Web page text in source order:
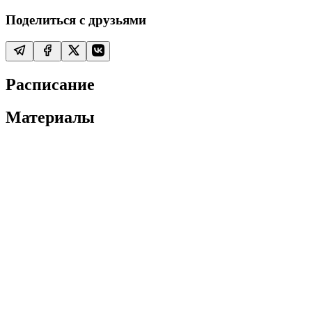
Поделиться с друзьями
Расписание
Материалы